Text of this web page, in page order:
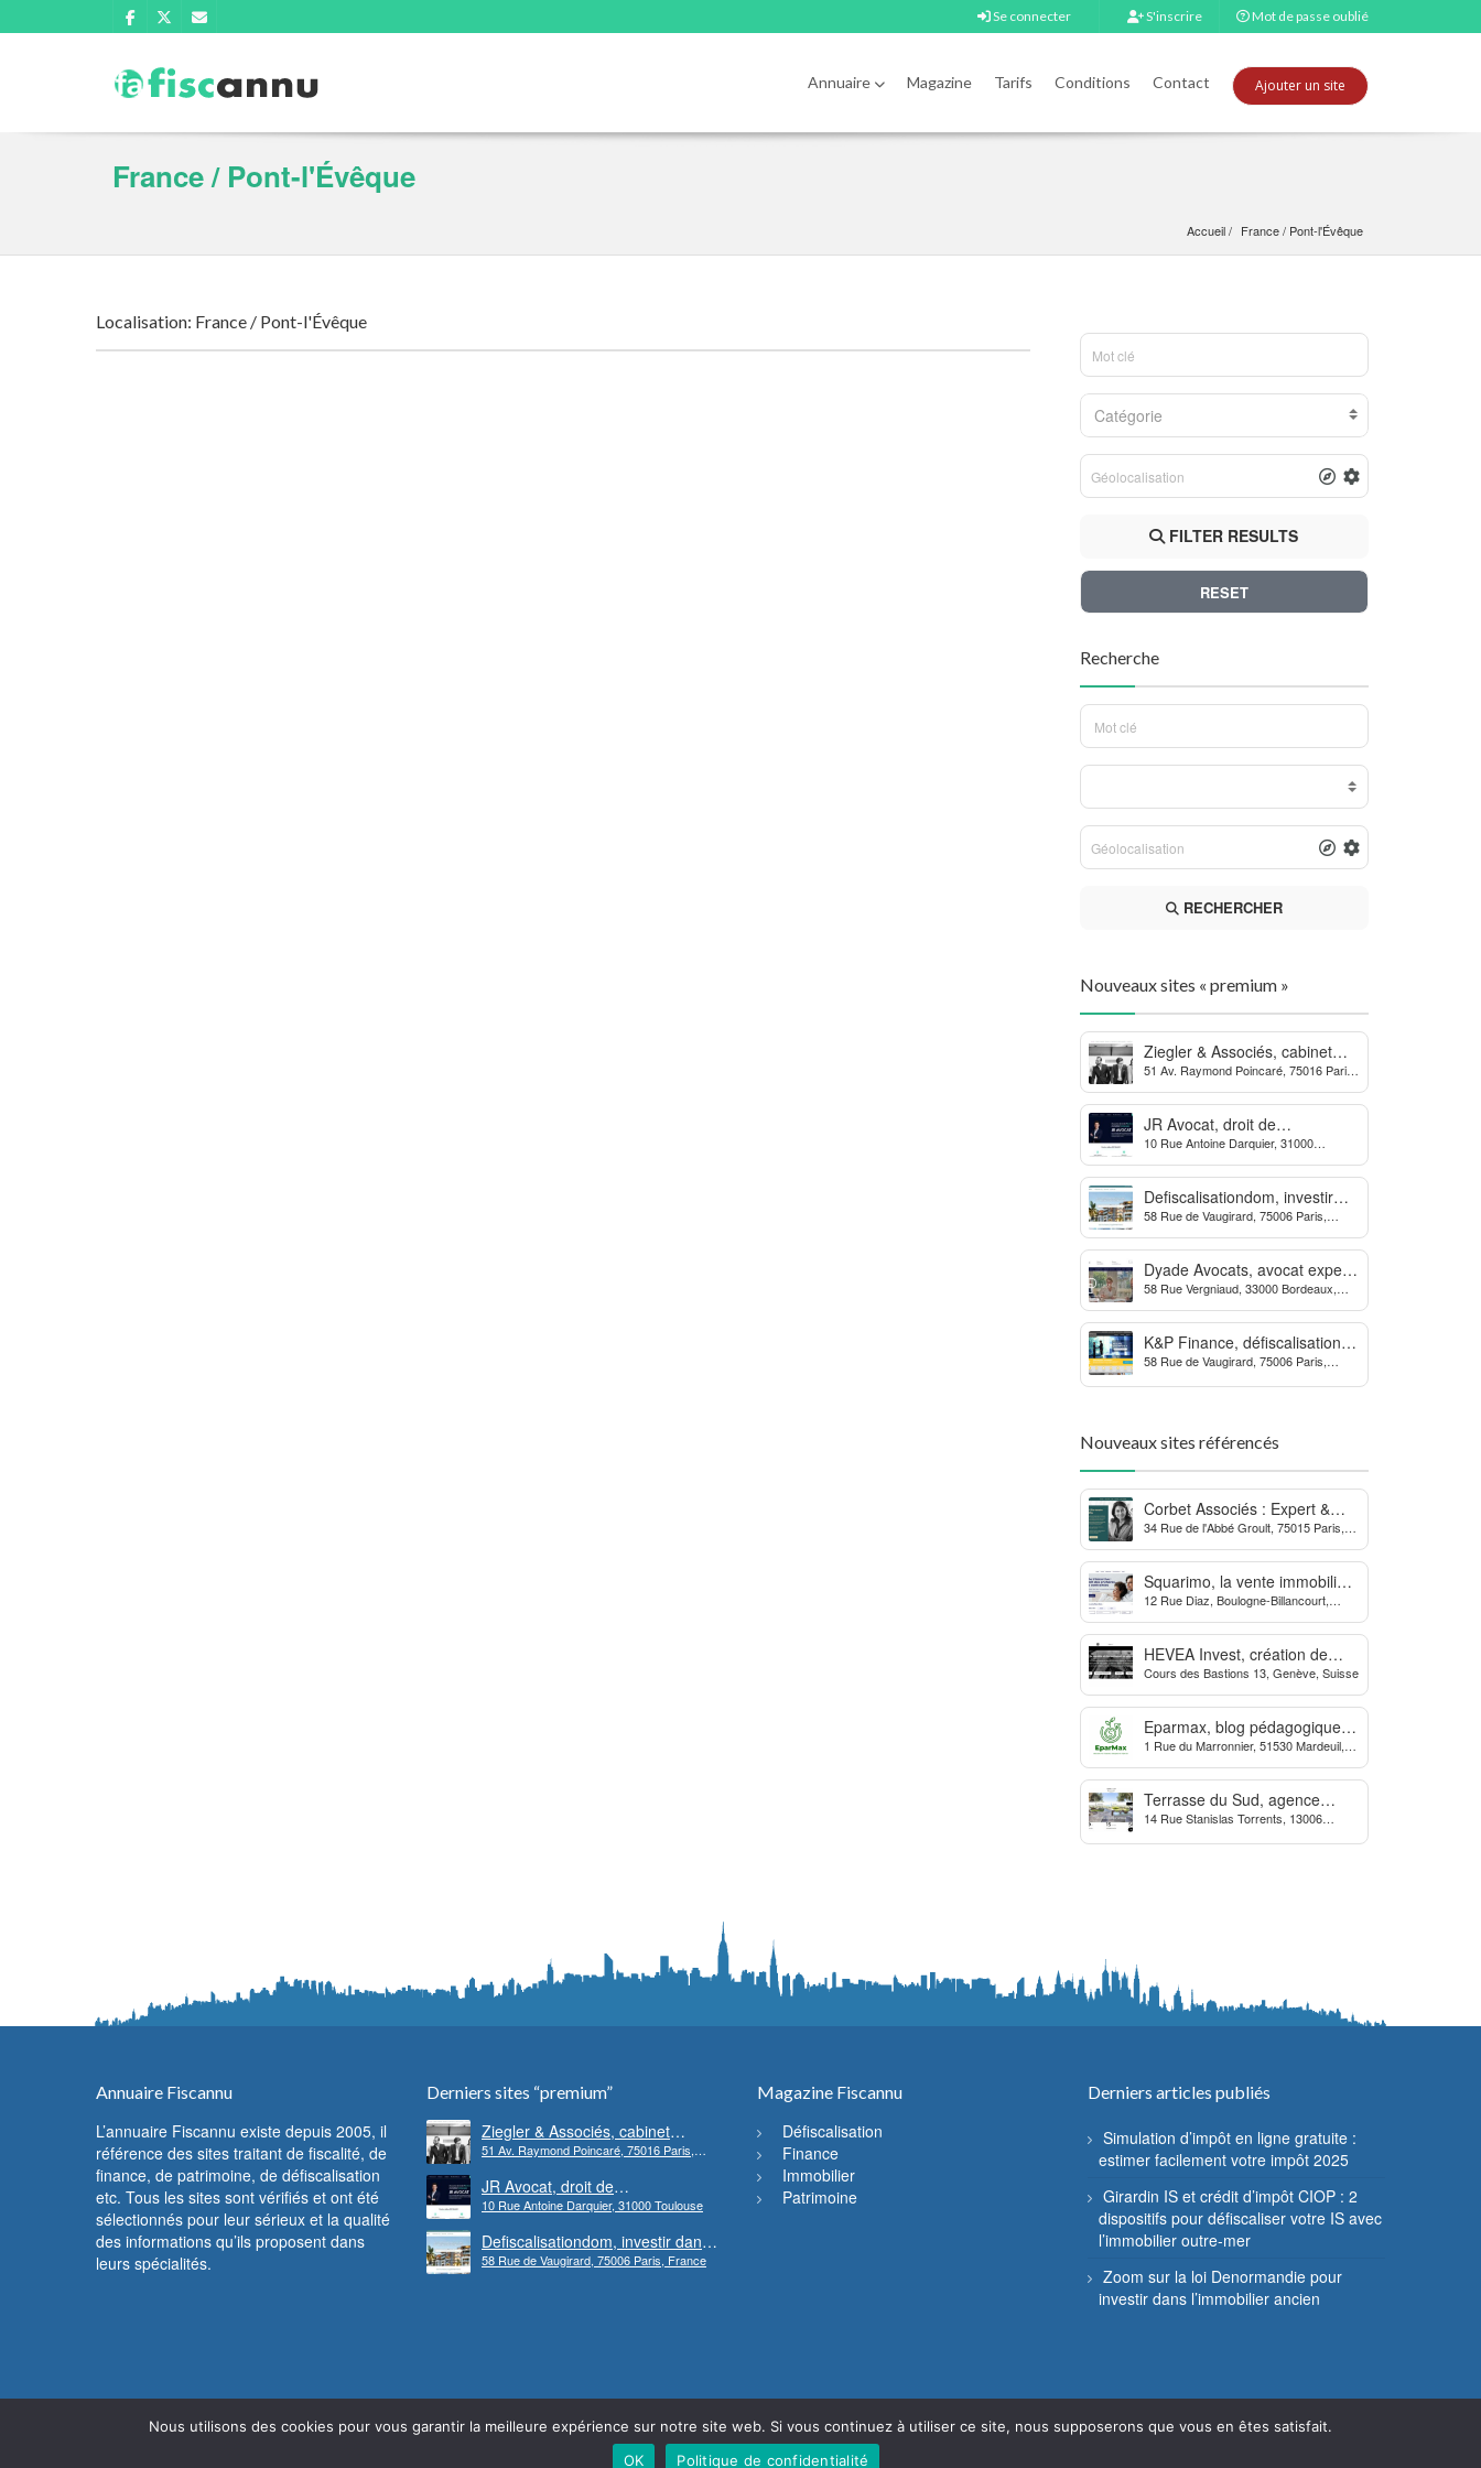
Se connecter S'inscrire Mot de passe oublié
Annuaire Magazine Tarifs Conditions Contact Ajouter un site
France / Pont-l'Évêque
Accueil France / Pont-l'Évêque
Localisation: France / Pont-l'Évêque
Catégorie
FILTER RESULTS
RESET
Recherche
RECHERCHER
Nouveaux sites « premium »
Ziegler & Associés, cabinet
d’avocats en droit bancaire,
cryptomonnaie et escroqueries
financières
51 Av. Raymond Poincaré, 75016 Paris,
JR Avocat, droit de
l’environnement et de
l’urbanisme
10 Rue Antoine Darquier, 31000
Defiscalisationdom, investir
dans l’immobilier neuf Outre-
mer
58 Rue de Vaugirard, 75006 Paris,
Dyade Avocats, avocat expert
des procédures contre la
MDPH
58 Rue Vergniaud, 33000 Bordeaux,
K&P Finance, défiscalisation et
placements financiers
58 Rue de Vaugirard, 75006 Paris,
Nouveaux sites référencés
Corbet Associés : Expert &
Partenaire des Dirigeants
d’Entreprise
34 Rue de l'Abbé Groult, 75015 Paris,
Squarimo, la vente immobilière
interactive qui dynamise les
transactions
12 Rue Diaz, Boulogne-Billancourt,
HEVEA Invest, création de
société et domiciliation en
Suisse
Cours des Bastions 13, Genève, Suisse
Eparmax, blog pédagogique
sur les finances personnelles
1 Rue du Marronnier, 51530 Mardeuil,
Terrasse du Sud, agence
Immobilière à Marseille
14 Rue Stanislas Torrents, 13006
Annuaire Fiscannu
L’annuaire Fiscannu existe depuis 2005, il
référence des sites traitant de fiscalité, de
finance, de patrimoine, de défiscalisation
etc. Tous les sites sont vérifiés et ont été
sélectionnés pour leur sérieux et la qualité
des informations qu’ils proposent dans
leurs spécialités.
Derniers sites “premium”
Ziegler & Associés, cabinet
d’avocats en droit bancaire,
cryptomonnaie et escroqueries
financières
51 Av. Raymond Poincaré, 75016 Paris,
JR Avocat, droit de
l’environnement et de l’urbanisme
10 Rue Antoine Darquier, 31000 Toulouse
Defiscalisationdom, investir dans
l’immobilier neuf Outre-mer
58 Rue de Vaugirard, 75006 Paris, France
Magazine Fiscannu
Défiscalisation
Finance
Immobilier
Patrimoine
Derniers articles publiés
Simulation d’impôt en ligne gratuite :
estimer facilement votre impôt 2025
Girardin IS et crédit d’impôt CIOP : 2
dispositifs pour défiscaliser votre IS avec
l’immobilier outre-mer
Zoom sur la loi Denormandie pour
investir dans l’immobilier ancien
Nous utilisons des cookies pour vous garantir la meilleure expérience sur notre site web. Si vous continuez à utiliser ce site, nous supposerons que vous en êtes satisfait.
OK
Politique de confidentialité